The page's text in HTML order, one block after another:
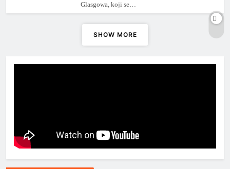
Glasgowa, koji se…
SHOW MORE